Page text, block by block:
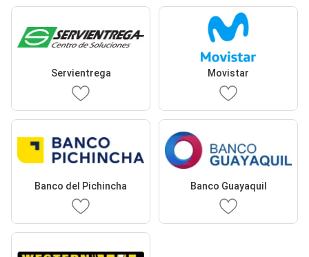
Servientrega Movistar
Banco del Pichincha Banco Guayaquil